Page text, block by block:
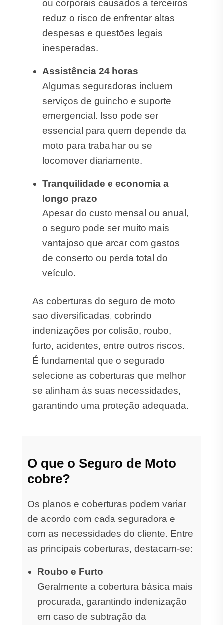
ou corporais causados a terceiros
reduz o risco de enfrentar altas
despesas e questões legais
inesperadas.
Assistência 24 horas
Algumas seguradoras incluem
serviços de guincho e suporte
emergencial. Isso pode ser
essencial para quem depende da
moto para trabalhar ou se
locomover diariamente.
Tranquilidade e economia a
longo prazo
Apesar do custo mensal ou anual,
o seguro pode ser muito mais
vantajoso que arcar com gastos
de conserto ou perda total do
veículo.
As coberturas do seguro de moto
são diversificadas, cobrindo
indenizações por colisão, roubo,
furto, acidentes, entre outros riscos.
É fundamental que o segurado
selecione as coberturas que melhor
se alinham às suas necessidades,
garantindo uma proteção adequada.
O que o Seguro de Moto
cobre?
Os planos e coberturas podem variar
de acordo com cada seguradora e
com as necessidades do cliente. Entre
as principais coberturas, destacam-se:
Roubo e Furto
Geralmente a cobertura básica mais
procurada, garantindo indenização
em caso de subtração da